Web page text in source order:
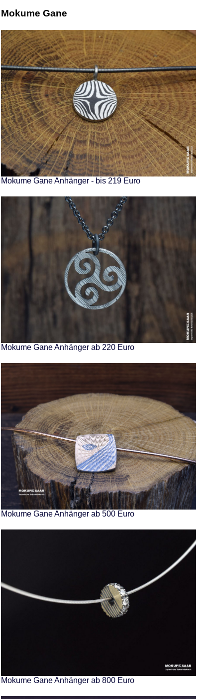
Mokume Gane
Mokume Gane Anhänger - bis 219 Euro
Mokume Gane Anhänger ab 220 Euro
Mokume Gane Anhänger ab 500 Euro
Mokume Gane Anhänger ab 800 Euro